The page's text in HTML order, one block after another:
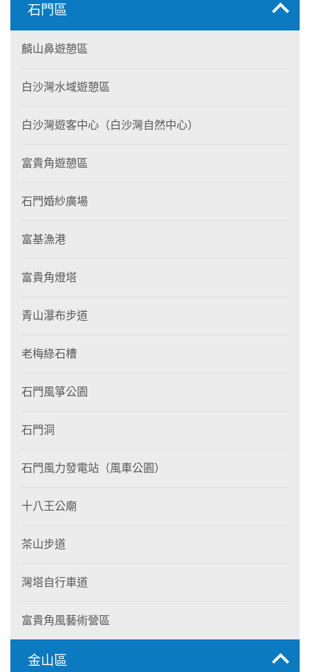
石門區
麟山鼻遊憩區
白沙灣水域遊憩區
白沙灣遊客中心（白沙灣自然中心）
富貴角遊憩區
石門婚紗廣場
富基漁港
富貴角燈塔
青山瀑布步道
老梅綠石槽
石門風箏公園
石門洞
石門風力發電站（風車公園）
十八王公廟
茶山步道
灣塔自行車道
富貴角風藝術營區
金山區